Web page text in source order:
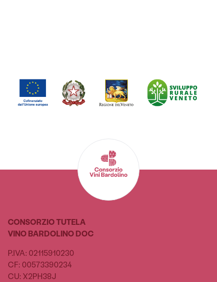
CONSORZIO TUTELA
VINO BARDOLINO DOC
P.IVA: 02115910230
CF: 00573390234
CU: X2PH38J